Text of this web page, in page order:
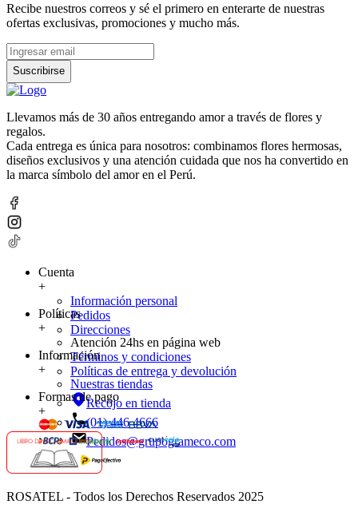
Recibe nuestros correos y sé el primero en enterarte de nuestras
ofertas exclusivas, promociones y mucho más.
Suscribirse
Llevamos más de 30 años entregando amor a través de flores y
regalos.
Cada entrega es única para nosotros: combinamos flores hermosas,
diseños exclusivos y una atención cuidada que nos ha convertido en
la marca símbolo del amor en el Perú.
Cuenta
+
Información personal
Pedidos
Direcciones
Políticas
+
Atención 24hs en página web
Términos y condiciones
Políticas de entrega y devolución
Información
+
Nuestras tiendas
Recojo en tienda
(01) 446 4666
Pedidos@grupogrameco.com
Formas de pago
+
ROSATEL - Todos los Derechos Reservados 2025